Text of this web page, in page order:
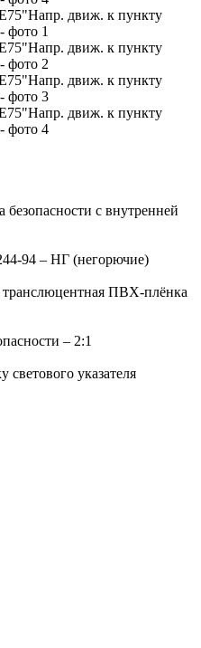
безопасности с внутренней
94 – НГ (негорючие)
транслюцентная ПВХ-плёнка
– 2:1
указателя